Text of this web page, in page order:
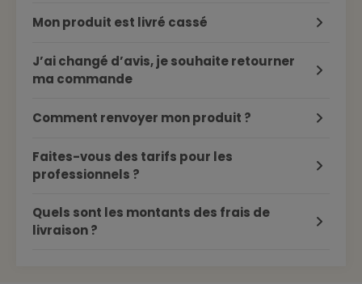
Mon produit est livré cassé
J’ai changé d’avis, je souhaite retourner
ma commande
Comment renvoyer mon produit ?
Faites-vous des tarifs pour les
professionnels ?
Quels sont les montants des frais de
livraison ?